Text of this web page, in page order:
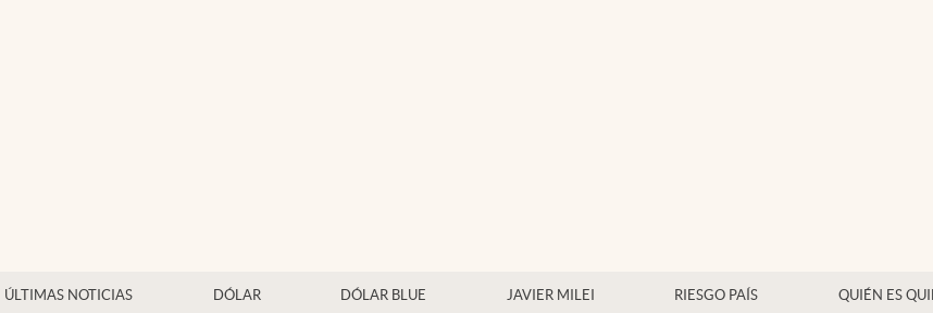
ÚLTIMAS NOTICIAS DÓLAR DÓLAR BLUE JAVIER MILEI RIESGO PAÍS QUIÉN ES
Mercados Online